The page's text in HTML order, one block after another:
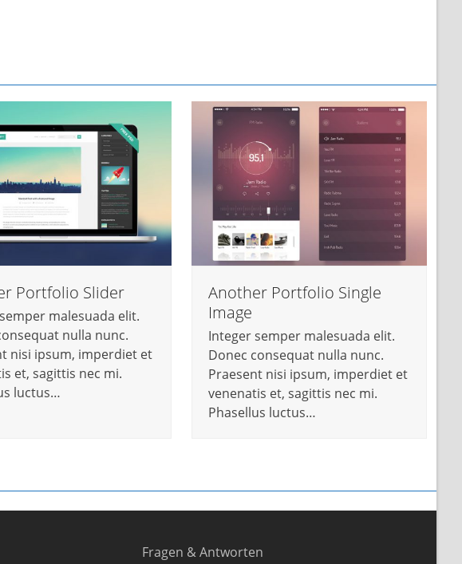
Portfolio Slider
malesuada elit.
nulla nunc.
nisi ipsum, imperdiet et
et, sagittis nec mi.
luctus…
Another Portfolio Single
Image
Integer semper malesuada elit.
Donec consequat nulla nunc.
Praesent nisi ipsum, imperdiet et
venenatis et, sagittis nec mi.
Phasellus luctus…
Fragen & Antworten